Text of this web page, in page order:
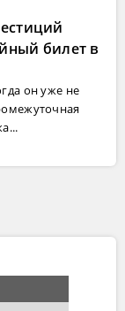
билет в
он уже не